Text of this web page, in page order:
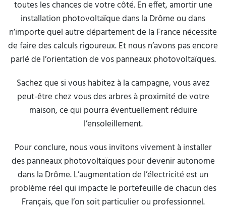
toutes les chances de votre côté. En effet, amortir une
installation photovoltaïque dans la Drôme ou dans
n’importe quel autre département de la France nécessite
de faire des calculs rigoureux. Et nous n’avons pas encore
parlé de l’orientation de vos panneaux photovoltaïques.
Sachez que si vous habitez à la campagne, vous avez
peut-être chez vous des arbres à proximité de votre
maison, ce qui pourra éventuellement réduire
l’ensoleillement.
Pour conclure, nous vous invitons vivement à installer
des panneaux photovoltaïques pour devenir autonome
dans la Drôme. L’augmentation de l’électricité est un
problème réel qui impacte le portefeuille de chacun des
Français, que l’on soit particulier ou professionnel.